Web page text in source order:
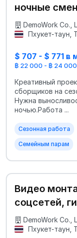
ночные
DemoWork Co.,
Пхукет-таун,
$ 707 - $ 771 в
฿ 22 000 - ฿ 24
Креативный
сборщиков на
Нужна
ночью.Работа ...
Сезонная работа
Семейным парам
Видео
соцсетей,
DemoWork Co.,
Пхукет-таун,